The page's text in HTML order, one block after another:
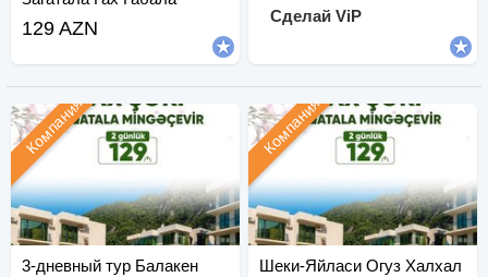
129 AZN
Сделай ViP
3-дневный тур Балакен
Компания
Шеки-Яйласи Огуз Халхал
Компания